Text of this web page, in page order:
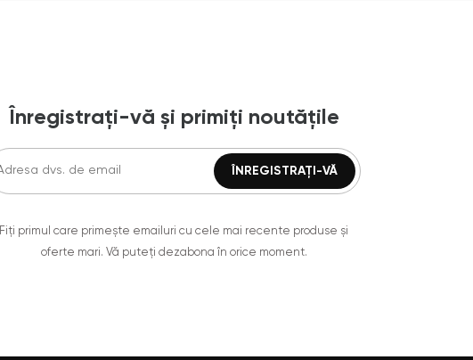
Înregistrați-vă și primiți noutățile
Fiți primul care primește emailuri cu cele mai recente produse și
oferte mari. Vă puteți dezabona în orice moment.